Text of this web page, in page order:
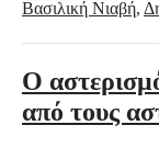
Βασιλική Νιαβή,
Ο
από τους